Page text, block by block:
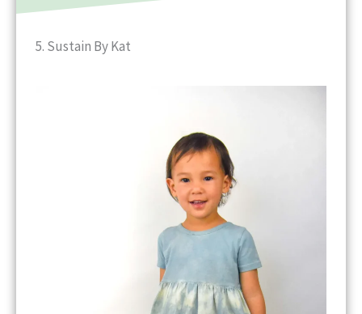
5. Sustain By Kat